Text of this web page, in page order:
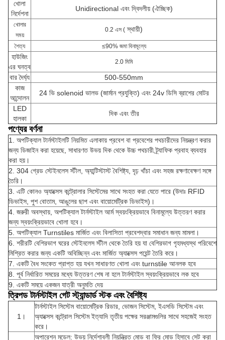
খোলা
নির্দেশনা
Unidirectional এবং দ্বিদলীয় (ঐচ্ছিক)
খোলার
সময়
0.2 এস ( স্থায়ী)
শৈত্য ≤90% জমা বিনামূল্যে
হাউজিং
এর ঘনত্ব
2.0 মিমি
বার দৈর্ঘ্য
500-550mm
কাজ
আন্দোলন
24 ভি solenoid ভালভ (জার্মান প্রযুক্তি) এবং 24v ডিসি ব্রাশের মোটর
LED
হালকা
দিক এবং তীর
পণ্যের বর্ণনা
1. অপটিক্যাল টার্নস্টাইলটি নিয়মিত এলাকায় প্রবেশ বা প্রবেশের পথচারীদের নিয়ন্ত্রণ করার
জন্য ডিজাইন করা হয়েছে, সাধারণত উভয় দিক থেকে উচ্চ পথচারী ট্র্যাফিক প্রবাহ ব্যবহার
করা হয়।
2. 304 গ্রেড স্টেইনলেস স্টীল, অ্যান্টিস্টাস্ট বৈশিষ্ট্য, দৃঢ় খাঁচা এবং সহজ রক্ষণাবেক্ষণ সঙ্গে
তৈরি।
3. এটি কোনও অ্যাক্সেস কন্ট্রোলার সিস্টেমের সাথে সংহত করা যেতে পারে (উদাঃ RFID
ডিভাইস, পুশ বোতাম, আঙুলের ছাপ এবং বায়োমেট্রিক ডিভাইস)।
4. জরুরী অবস্থায়, অপটিক্যাল টার্নস্টাইল আর্ম স্বয়ংক্রিয়ভাবে বিনামূল্যে উত্তরণ করার
জন্য স্বয়ংক্রিয়ভাবে খোলা হবে।
5. অপটিক্যাল Turnstiles মার্জিত এবং বিলাসিতা প্রবেশদ্বার সমাধান জন্য মামলা।
6. শরীরটি বেশিরভাগ ঘরের স্টেইনলেস স্টীল থেকে তৈরি হয় যা বেশিরভাগ গৃহমধ্যস্থ পরিবেশে
মিশ্রিত করার জন্য একটি অবিচ্ছিন্ন এবং মার্জিত অ্যাক্সেস পয়েন্ট তৈরি করে।
7. একটি বৈধ সংকেত প্রাপ্ত হয় যখন সাধারণত খোলা এবং turnstile আনলক হবে
8. পূর্ব নির্ধারিত সময়ের মধ্যে উত্তরণ শেষ না হলে টার্নস্টাইল স্বয়ংক্রিয়ভাবে লক হবে
9. একটি সময়ে একজন যাত্রী অনুমতি দেয়
ত্রিপড টার্নস্টাইল গেট স্ট্যান্ডার্ড স্টক এবং বৈশিষ্ট্য
1।
টার্নস্টাইল সিস্টেম বায়োমেট্রিক রিডার, ভোজন সিস্টেম, ইএসডি সিস্টেম এবং
অ্যাক্সেস কন্ট্রোল সিস্টেম ইত্যাদি তৃতীয় পক্ষের সরঞ্জামগুলির সাথে সহজেই সংহত
করে।
অপারেশন মডেল: উভয় নির্দেশাবলী নিয়ন্ত্রিত মোড বা ফ্রি মোড হিসাবে সেট করা